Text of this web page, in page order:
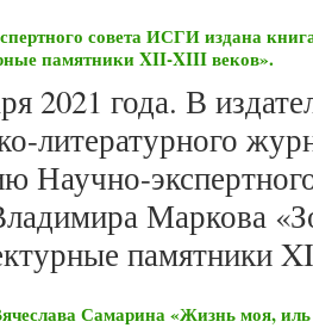
совета ИСГИ издана
памятники XII-XIII веков».
2021 года. В
литературного
Научно-
Маркова
памятники
Самарина «Жизнь моя,